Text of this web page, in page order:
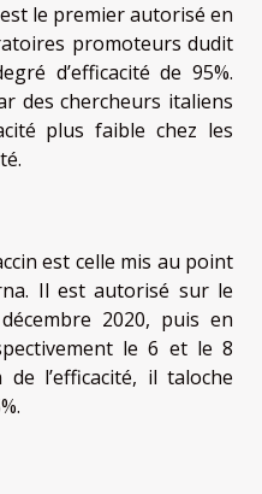
le premier autorisé en
promoteurs dudit
d’efficacité de 95%.
des chercheurs italiens
plus faible chez les
est celle mis au point
Il est autorisé sur le
2020, puis en
le 6 et le 8
l’efficacité, il taloche